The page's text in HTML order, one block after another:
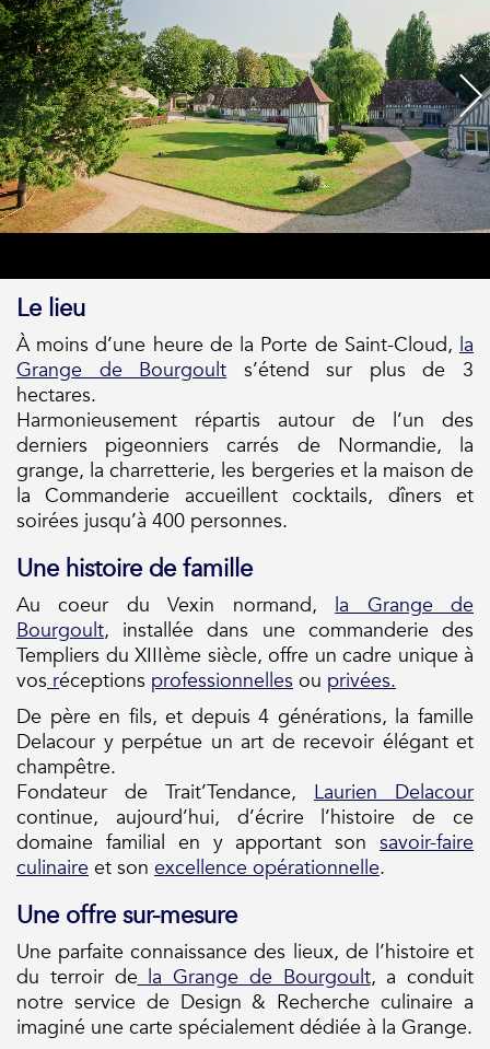
Le lieu
À moins d’une heure de la Porte de Saint-Cloud, la
Grange de Bourgoults’étend sur plus de 3
hectares.
Harmonieusement répartis autour de l’un des
derniers pigeonniers carrés de Normandie, la
grange, la charretterie, les bergeries et la maison de
la Commanderie accueillent cocktails, dîners et
soirées jusqu’à 400 personnes.
Une histoire de famille
Au coeur du Vexin normand,la Grange de
Bourgoult, installée dans une commanderie des
Templiers du XIIIème siècle, offre un cadre unique à
vosréceptions professionnelles ou privées.
De père en fils, et depuis 4 générations, la famille
Delacour y perpétue un art de recevoir élégant et
champêtre.
Fondateur de Trait’Tendance, Laurien Delacour
continue, aujourd’hui, d’écrire l’histoire de ce
domaine familial en y apportant son savoir-faire
culinaire et son excellence opérationnelle.
Une offre sur-mesure
Une parfaite connaissance des lieux, de l’histoire et
du terroir dela Grange de Bourgoult, a conduit
notre service de Design & Recherche culinaire a
imaginé une carte spécialement dédiée à la Grange.